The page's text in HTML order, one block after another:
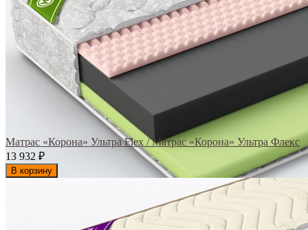
Матрас «Корона» Ультра Flex / Матрас «Корона» Ультра Флекс
13 932 ₽
В корзину